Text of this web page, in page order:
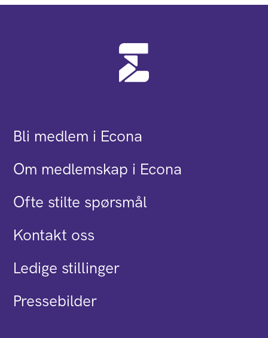
Bli medlem i Econa
Om medlemskap i Econa
Ofte stilte spørsmål
Kontakt oss
Ledige stillinger
Pressebilder